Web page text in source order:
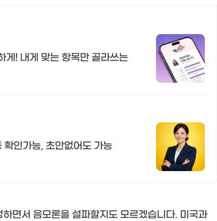
게! 내게 맞는 항목만 골라쓰는
인가능, 초안없어도 가능
면서 음모론을 설파할지도 모르겠습니다. 미국과